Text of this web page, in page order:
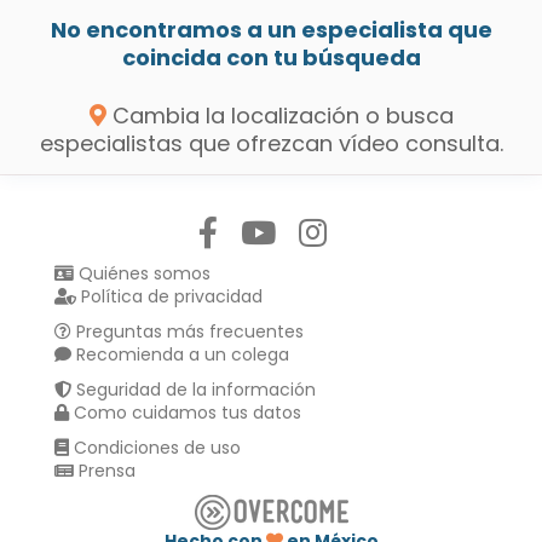
No encontramos a un especialista que
coincida con tu búsqueda
Cambia la localización o busca
especialistas que ofrezcan vídeo consulta.
Quiénes somos
Política de privacidad
Preguntas más frecuentes
Recomienda a un colega
Seguridad de la información
Como cuidamos tus datos
Condiciones de uso
Prensa